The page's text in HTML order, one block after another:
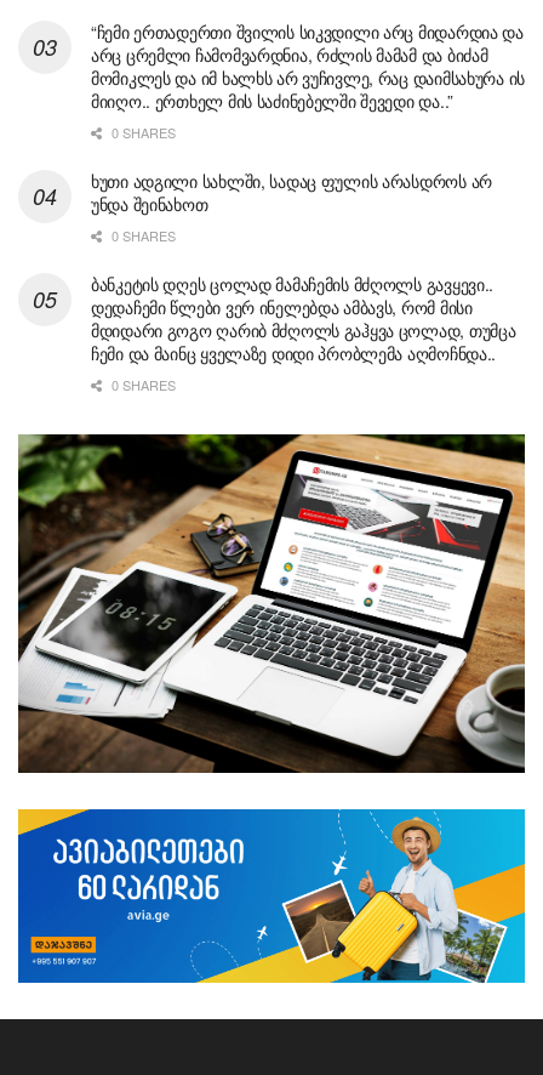
“ჩემი ერთადერთი შვილის სიკვდილი არც მიდარდია და
არც ცრემლი ჩამომვარდნია, რძლის მამამ და ბიძამ
მომიკლეს და იმ ხალხს არ ვუჩივლე, რაც დაიმსახურა ის
მიიღო.. ერთხელ მის საძინებელში შევედი და..”
0 SHARES
ხუთი ადგილი სახლში, სადაც ფულის არასდროს არ
უნდა შეინახოთ
0 SHARES
ბანკეტის დღეს ცოლად მამაჩემის მძღოლს გავყევი..
დედაჩემი წლები ვერ ინელებდა ამბავს, რომ მისი
მდიდარი გოგო ღარიბ მძღოლს გაჰყვა ცოლად, თუმცა
ჩემი და მაინც ყველაზე დიდი პრობლემა აღმოჩნდა..
0 SHARES